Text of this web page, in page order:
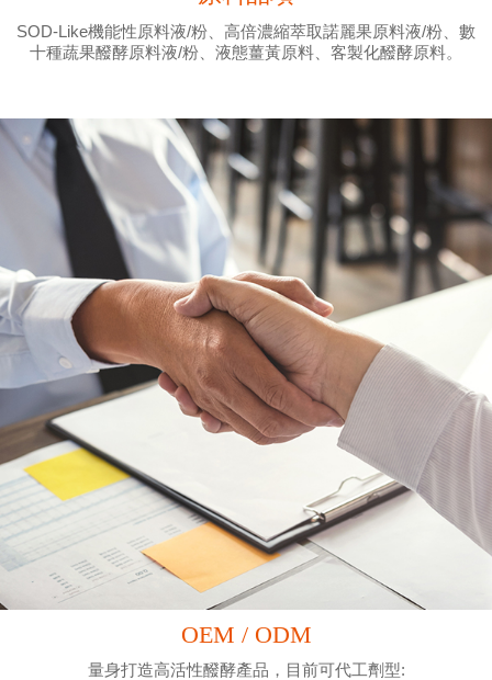
SOD-Like機能性原料液/粉、高倍濃縮萃取諾麗果原料液/粉、數
十種蔬果醱酵原料液/粉、液態薑黃原料、客製化醱酵原料。
OEM / ODM
量身打造高活性醱酵產品，目前可代工劑型: